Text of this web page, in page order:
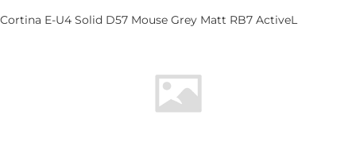
Cortina E-U4 Solid D57 Mouse Grey Matt RB7 ActiveL